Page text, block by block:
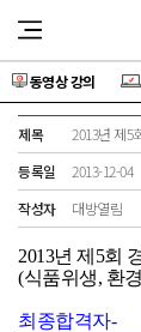
동영상 강의
제목
2013년 제5
등록일
2013-12-04
작성자
대방열림
2013년 제 5회
(식품위생, 환경
최종합격자-